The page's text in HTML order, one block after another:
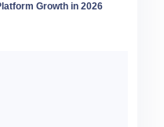
Growth in 2026